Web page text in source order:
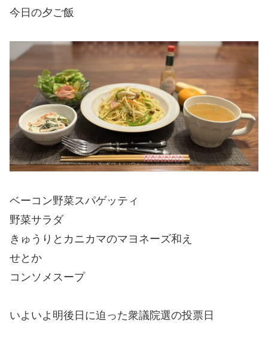
今日の夕ご飯
ベーコン野菜スパゲッティ
野菜サラダ
きゅうりとカニカマのマヨネーズ和え
せとか
コンソメスープ
いよいよ明後日に迫った衆議院選の投票日